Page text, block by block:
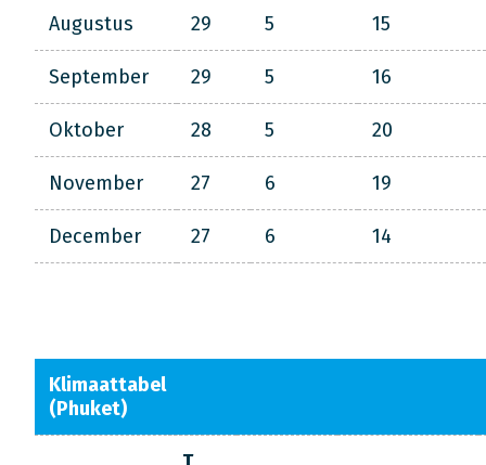
Augustus 29 5 15
September 29 5 16
Oktober 28 5 20
November 27 6 19
December 27 6 14
Klimaattabel
(Phuket)